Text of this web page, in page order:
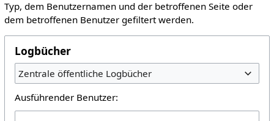
Typ, dem Benutzernamen und der betroffenen Seite oder
dem betroffenen Benutzer gefiltert werden.
Logbücher
Zentrale öffentliche Logbücher
Ausführender Benutzer: